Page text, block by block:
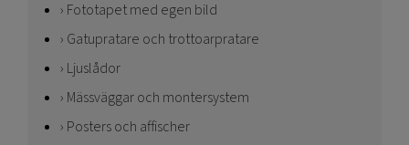
Fototapet med egen bild
Gatupratare och trottoarpratare
Ljuslådor
Mässväggar och montersystem
Posters och affischer